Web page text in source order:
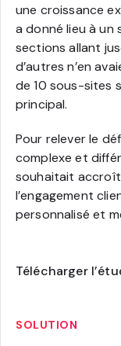
une croissance
a donné lieu à
sections allant
d’autres n’en
de 10 sous-sites
principal.
Pour relever le
complexe et
souhaitait
l’engagement
personnalisé et
Télécharger
SOLUTION